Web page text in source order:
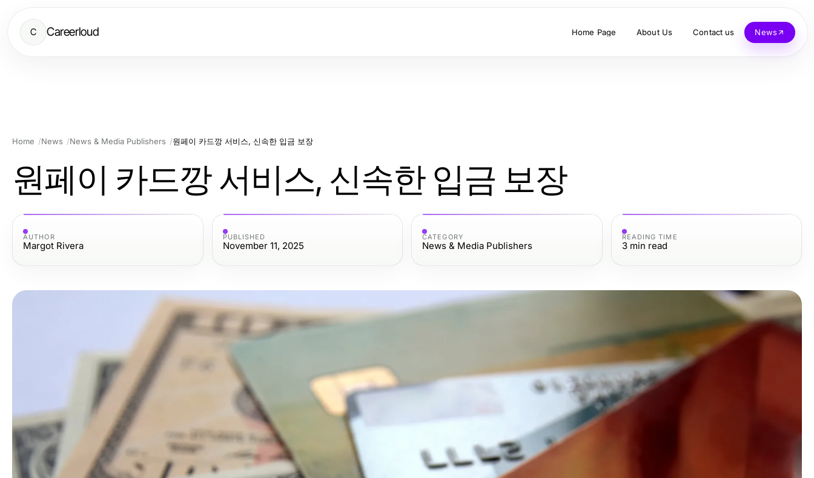
C Careerloud Home Page About Us Contact us News
Home News News & Media Publishers 원페이 카드깡 서비스, 신속한 입금 보장
원페이 카드깡 서비스, 신속한 입금 보장
AUTHOR
Margot Rivera
PUBLISHED
November 11, 2025
CATEGORY
News & Media Publishers
READING TIME
3 min read